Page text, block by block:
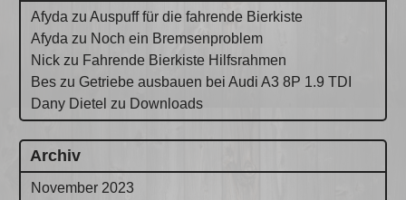
Afyda zuAuspuff für die fahrende Bierkiste
Afyda zu Noch ein Bremsenproblem
Nick zu Fahrende Bierkiste Hilfsrahmen
Bes zuGetriebe ausbauen bei Audi A3 8P 1.9 TDI
Dany Dietel zu Downloads
Archiv
November 2023